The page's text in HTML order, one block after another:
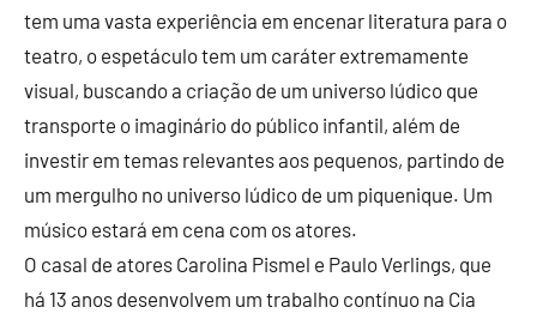
tem uma vasta experiência em encenar literatura para o
teatro, o espetáculo tem um caráter extremamente
visual, buscando a criação de um universo lúdico que
transporte o imaginário do público infantil, além de
investir em temas relevantes aos pequenos, partindo de
um mergulho no universo lúdico de um piquenique. Um
músico estará em cena com os atores.
O casal de atores Carolina Pismel e Paulo Verlings, que
há 13 anos desenvolvem um trabalho contínuo na Cia